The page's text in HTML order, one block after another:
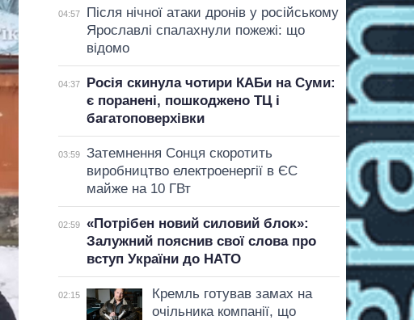
04:57
Після нічної атаки дронів у російському
Ярославлі спалахнули пожежі: що
відомо
04:37
Росія скинула чотири КАБи на Суми:
є поранені, пошкоджено ТЦ і
багатоповерхівки
03:59
Затемнення Сонця скоротить
виробництво електроенергії в ЄС
майже на 10 ГВт
02:59
«Потрібен новий силовий блок»:
Залужний пояснив свої слова про
вступ України до НАТО
02:15
Кремль готував замах на
очільника компанії, що